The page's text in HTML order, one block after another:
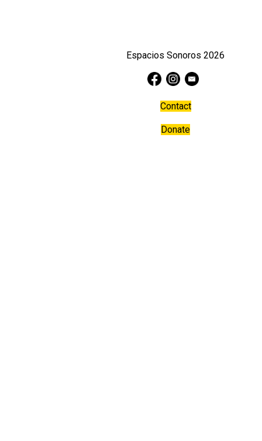
Espacios Sonoros 2026
Contact
Donate